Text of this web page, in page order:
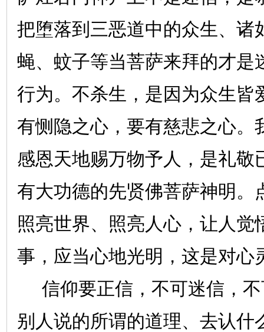
把堕落到三恶道中的众生、诸
蝇、蚊子等当菩萨来拜的才是
行为。不杀生，是因为众生皆
有恻隐之心，要有慈悲之心。
感恩天地赐万物予人，是礼敬
有大功德的先贤佛菩萨神明。
照亮世界、照亮人心，让人觉
事，应当心地光明，这是对心
信仰要正信，不可迷信，
别人说的所谓的道理、去认什